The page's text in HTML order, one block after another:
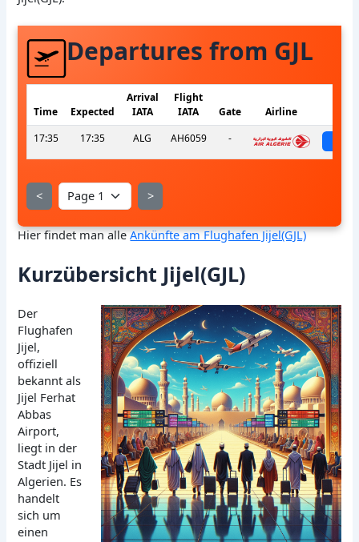
Departures from GJL
Time Expected
Arrival
IATA
Flight
IATA
Gate Airline
17:35
17:35 ALG AH6059 -
< >
Hier findet man alleAnkünfte am Flughafen Jijel(GJL)
Kurzübersicht Jijel(GJL)
Der
Flughafen
Jijel,
offiziell
bekannt als
Jijel Ferhat
Abbas
Airport,
liegt in der
Stadt Jijel in
Algerien. Es
handelt
sich um
einen